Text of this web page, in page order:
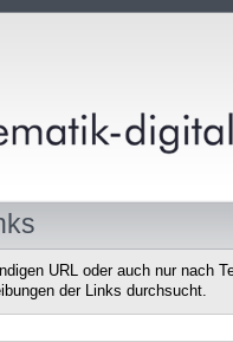
URL oder auch nur nach
der Links durchsucht.